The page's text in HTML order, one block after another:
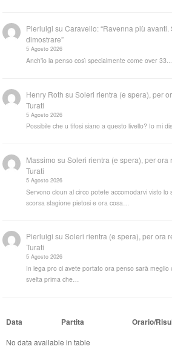
Pierluigi suCaravello: “Ravenna più
dimostrare”
5 Agosto 2026
Anch'io la penso così specialmente come over
Henry Roth suSoleri rientra (e spera), per
Turati
5 Agosto 2026
Possibile che u tifosi siano a questo livello? Io mi
Massimo suSoleri rientra (e spera), per ora
Turati
5 Agosto 2026
Servono cloun al circo potete accomodarvi visto lo
scorsa stagione pietosi e ora cosa…
Pierluigi suSoleri rientra (e spera), per ora
Turati
5 Agosto 2026
In lega pro ci avete portato ora penso sarà meglio
svelta prima che…
Data Partita Orario/
No data available in table